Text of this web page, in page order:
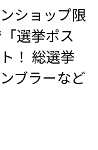
ショップ限
選挙ポス
！ 総選挙
ブラーなど